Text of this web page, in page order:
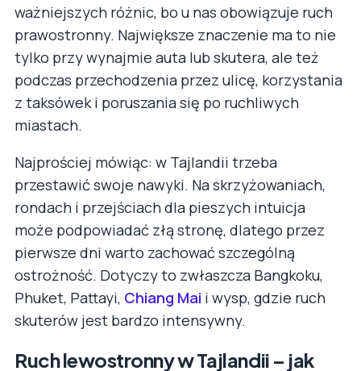
ważniejszych różnic, bo u nas obowiązuje ruch
prawostronny. Największe znaczenie ma to nie
tylko przy wynajmie auta lub skutera, ale też
podczas przechodzenia przez ulicę, korzystania
z taksówek i poruszania się po ruchliwych
miastach.
Najprościej mówiąc: w Tajlandii trzeba
przestawić swoje nawyki. Na skrzyżowaniach,
rondach i przejściach dla pieszych intuicja
może podpowiadać złą stronę, dlatego przez
pierwsze dni warto zachować szczególną
ostrożność. Dotyczy to zwłaszcza Bangkoku,
Phuket, Pattayi, Chiang Mai i wysp, gdzie ruch
skuterów jest bardzo intensywny.
Ruch lewostronny w Tajlandii – jak